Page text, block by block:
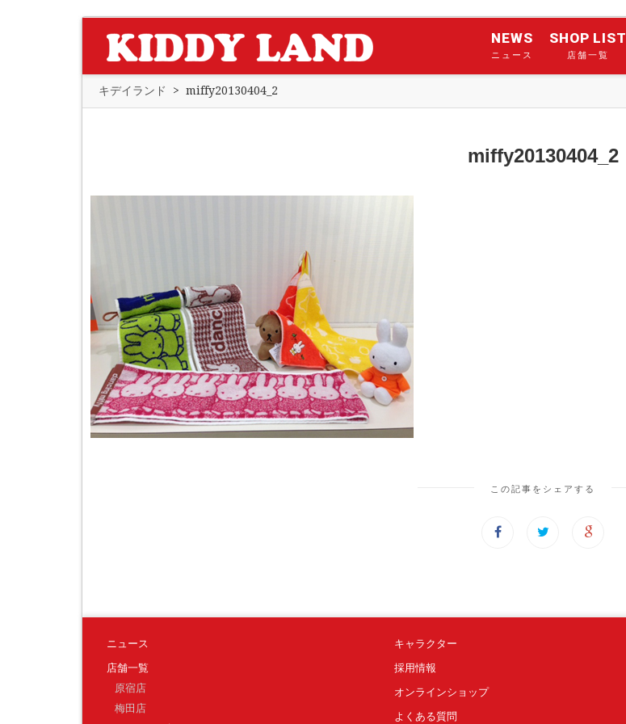
NEWS
ニュース
SHOP LIST
店舗一覧
キデイランド > miffy20130404_2
miffy20130404_2
この記事をシェアする
ニュース
店舗一覧
原宿店
梅田店
キャラクター
採用情報
オンラインショップ
よくある質問